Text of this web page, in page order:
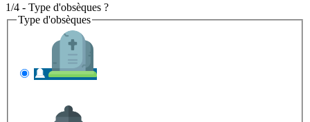
1/4 - Type d'obsèques ?
Type d'obsèques